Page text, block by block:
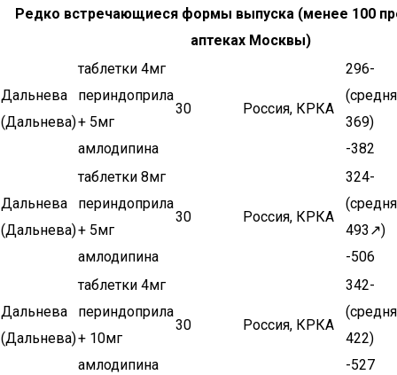
Редко встречающиеся формы выпуска (менее 100
аптеках Москвы)
Дальнева
(Дальнева)
таблетки 4мг
периндоприла
+ 5мг
амлодипина
30 Россия, КРКА
296-
369)
-382
Дальнева
(Дальнева)
таблетки 8мг
периндоприла
+ 5мг
амлодипина
30 Россия, КРКА
324-
493↗)
-506
Дальнева
(Дальнева)
таблетки 4мг
периндоприла
+ 10мг
амлодипина
30 Россия, КРКА
342-
422)
-527